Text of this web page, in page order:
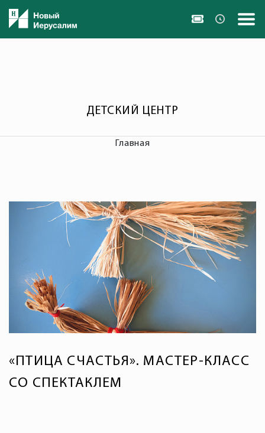
ДЕТСКИЙ ЦЕНТР
Главная
«ПТИЦА СЧАСТЬЯ». МАСТЕР-КЛАСС
СО СПЕКТАКЛЕМ